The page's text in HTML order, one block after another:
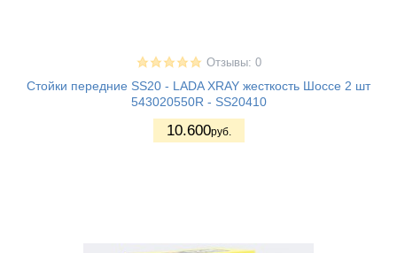
Отзывы: 0
Стойки передние SS20 - LADA XRAY жесткость Шоссе 2 шт
543020550R - SS20410
10.600руб.